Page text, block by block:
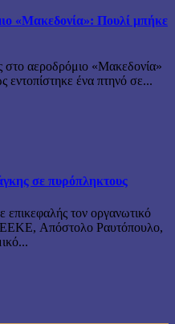
«Μακεδονία»: Πουλί μπήκε
στο αεροδρόμιο «Μακεδονία»
εντοπίστηκε ένα πτηνό σε...
σε πυρόπληκτους
τον οργανωτικό
ΕΕΚΕ, Απόστολο Ραυτόπουλο,